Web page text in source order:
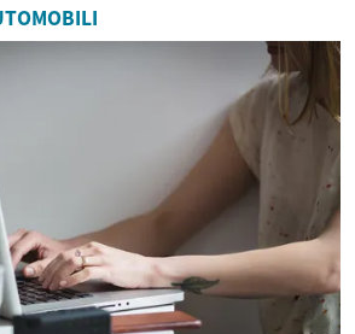
od vrućine tijekom